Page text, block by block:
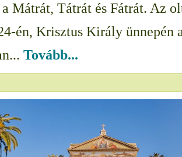
Mátrát, Tátrát és Fátrát. Az
én, Krisztus Király ünnepén
Tovább...